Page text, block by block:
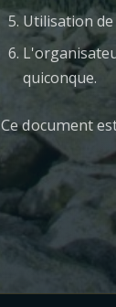
Utilisation
quiconque.
Ce document